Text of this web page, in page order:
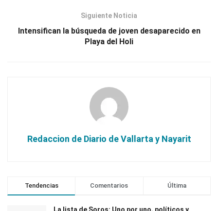
Siguiente Noticia
Intensifican la búsqueda de joven desaparecido en
Playa del Holi
Redaccion de Diario de Vallarta y Nayarit
Tendencias Comentarios Última
La lista de Soros: Uno por uno, políticos y